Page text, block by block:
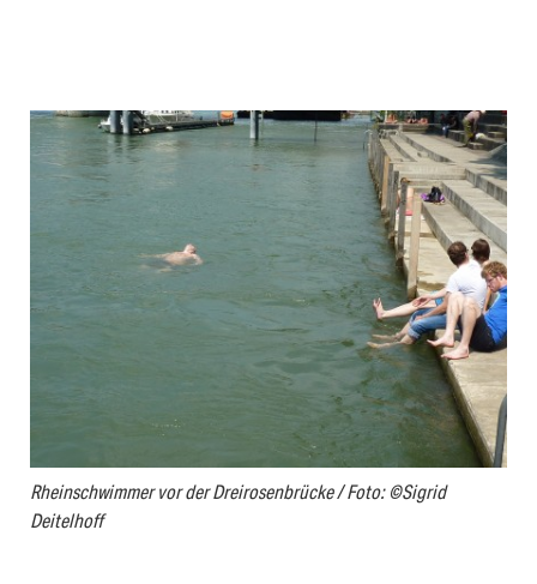
Rheinschwimmer vor der Dreirosenbrücke / Foto: ©Sigrid
Deitelhoff